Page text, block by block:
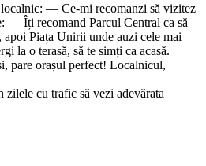
— Ce-mi recomanzi să vizitez
— Îți recomand Parcul Central ca să
Piața Unirii unde auzi cele mai
la o terasă, să te simți ca acasă.
pare orașul perfect! Localnicul,
cu trafic să vezi adevărata